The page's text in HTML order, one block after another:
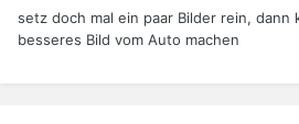
setz doch mal ein paar Bilder rein, dann
besseres Bild vom Auto machen